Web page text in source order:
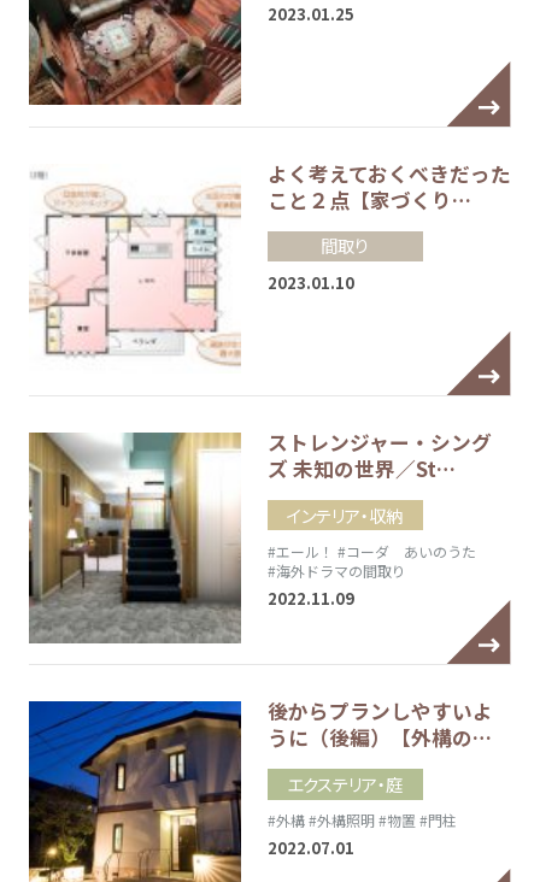
2023.01.25
よく考えておくべきだった
こと２点【家づくり…
間取り
2023.01.10
ストレンジャー・シング
ズ 未知の世界／St…
インテリア・収納
#エール！ #コーダ あいのうた
#海外ドラマの間取り
2022.11.09
後からプランしやすいよ
うに（後編）【外構の…
エクステリア・庭
#外構#外構照明 #物置 #門柱
2022.07.01